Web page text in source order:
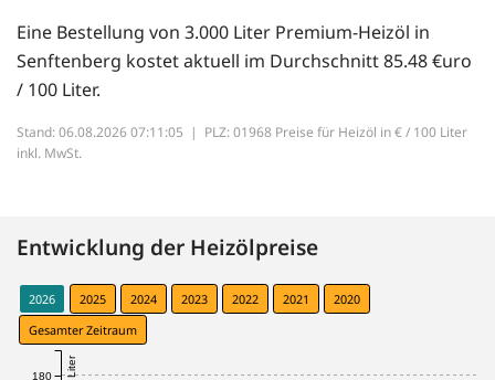
Eine Bestellung von 3.000 Liter Premium-Heizöl in
Senftenberg kostet aktuell im Durchschnitt 85.48 €uro
/ 100 Liter.
Stand: 06.08.2026 07:11:05 | PLZ: 01968 Preise für Heizöl in € / 100 Liter
inkl. MwSt.
Entwicklung der Heizölpreise
2026 2025 2024 2023 2022 2021
2020
Gesamter Zeitraum
180